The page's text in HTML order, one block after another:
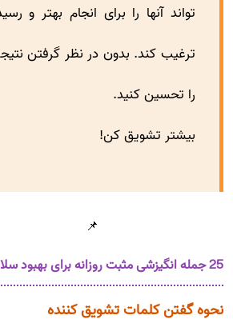
تواند آنها را برای انجام بهتر و
ترغیب کند. بدون در نظر گرفتن
را تحسین کنید.
بیشتر تشویق کن!
25 جمله انگیزشی مثبت روزانه برای بهبود سلامت روان
نحوه گفتن کلمات تشویق کننده